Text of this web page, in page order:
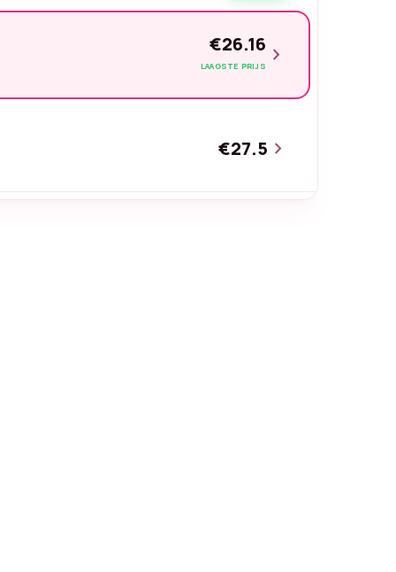
€26.16
LAAGSTE PRIJS chevron_right
€27.5 chevron_right